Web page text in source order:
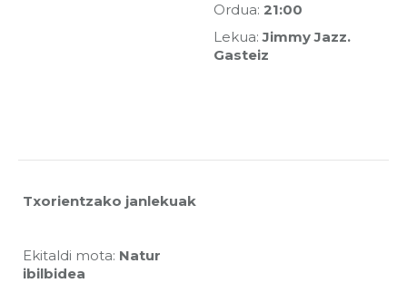
Ordua: 21:00
Lekua: Jimmy Jazz.
Gasteiz
Txorientzako janlekuak
Ekitaldi mota: Natur
ibilbidea